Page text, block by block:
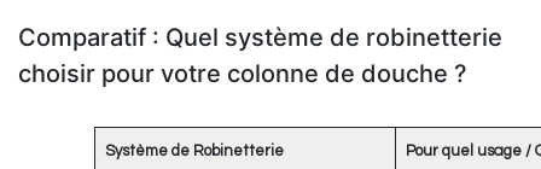
Comparatif : Quel système de robinetterie
choisir pour votre colonne de douche ?
Système de Robinetterie Pour quel usage /